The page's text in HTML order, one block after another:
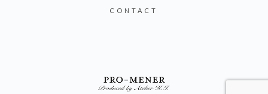
CONTACT